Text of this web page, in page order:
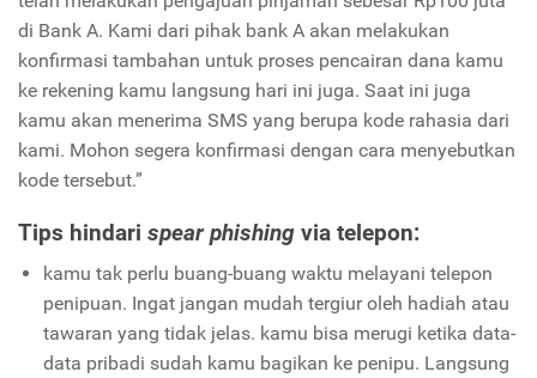
di Bank A. Kami dari pihak bank A akan melakukan
konfirmasi tambahan untuk proses pencairan dana kamu
ke rekening kamu langsung hari ini juga. Saat ini juga
kamu akan menerima SMS yang berupa kode rahasia dari
kami. Mohon segera konfirmasi dengan cara menyebutkan
kode tersebut.”
Tips hindari spear phishing via telepon:
kamu tak perlu buang-buang waktu melayani telepon
penipuan. Ingat jangan mudah tergiur oleh hadiah atau
tawaran yang tidak jelas. kamu bisa merugi ketika data-
data pribadi sudah kamu bagikan ke penipu. Langsung